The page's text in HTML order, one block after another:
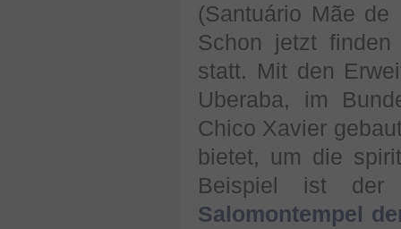
(Santuário Mãe
Schon jetzt
statt. Mit den
Uberaba, im
Chico Xavier
bietet, um die
Beispiel ist der
Salomontempel